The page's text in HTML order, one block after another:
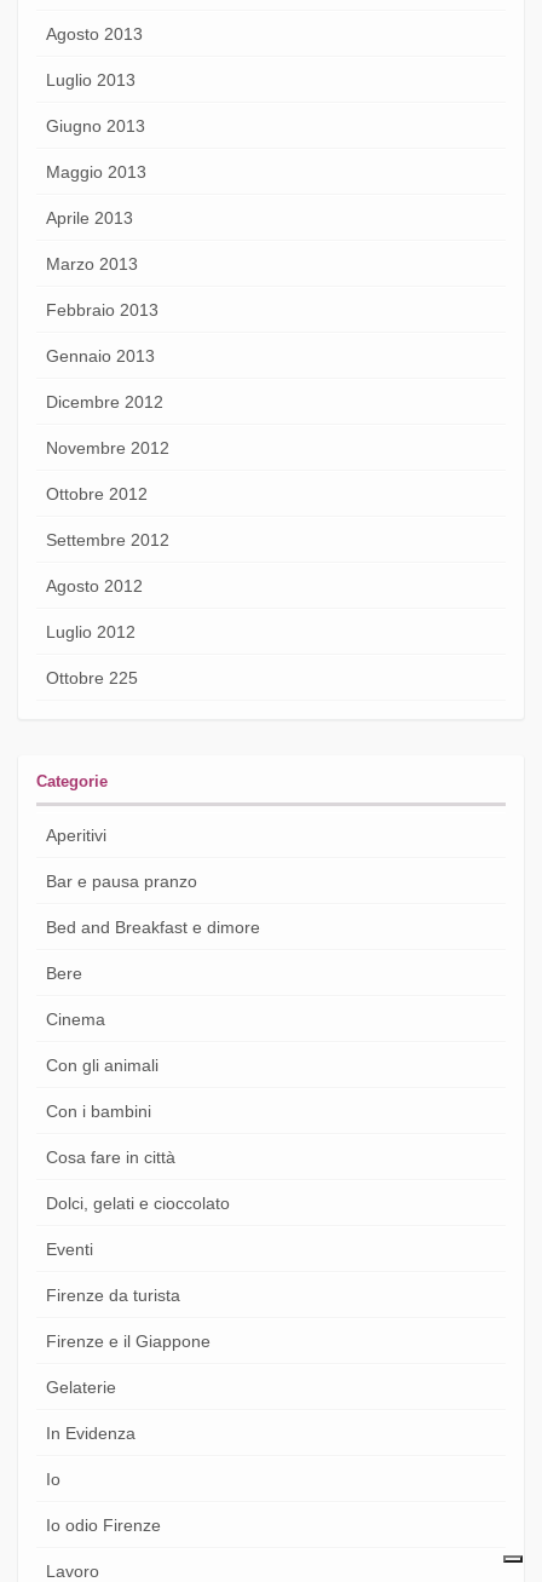
Agosto 2013
Luglio 2013
Giugno 2013
Maggio 2013
Aprile 2013
Marzo 2013
Febbraio 2013
Gennaio 2013
Dicembre 2012
Novembre 2012
Ottobre 2012
Settembre 2012
Agosto 2012
Luglio 2012
Ottobre 225
Categorie
Aperitivi
Bar e pausa pranzo
Bed and Breakfast e dimore
Bere
Cinema
Con gli animali
Con i bambini
Cosa fare in città
Dolci, gelati e cioccolato
Eventi
Firenze da turista
Firenze e il Giappone
Gelaterie
In Evidenza
Io
Io odio Firenze
Lavoro